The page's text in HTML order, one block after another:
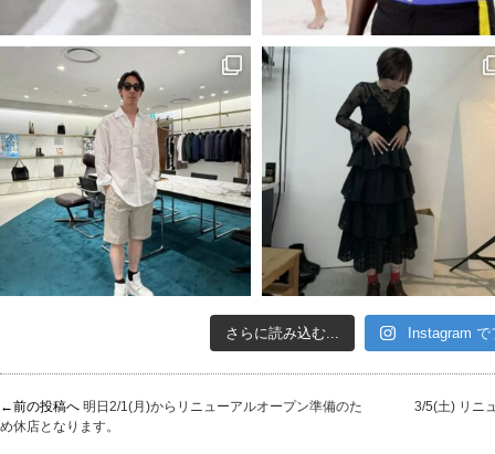
さらに読み込む... Instagram
←前の投稿へ 明日2/1(月)からリニューアルオープン準備のた
め休店となります。
3/5(土) リニ